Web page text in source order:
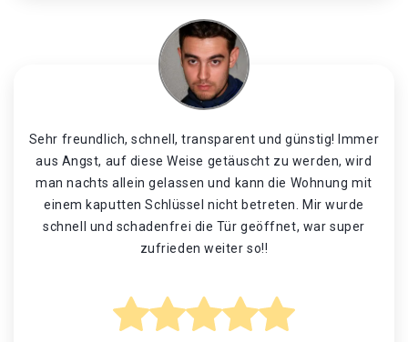
Sehr freundlich, schnell, transparent und günstig! Immer
aus Angst, auf diese Weise getäuscht zu werden, wird
man nachts allein gelassen und kann die Wohnung mit
einem kaputten Schlüssel nicht betreten. Mir wurde
schnell und schadenfrei die Tür geöffnet, war super
zufrieden weiter so!!